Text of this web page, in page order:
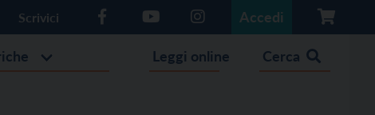
Scrivici Accedi
Leggi online Cerca